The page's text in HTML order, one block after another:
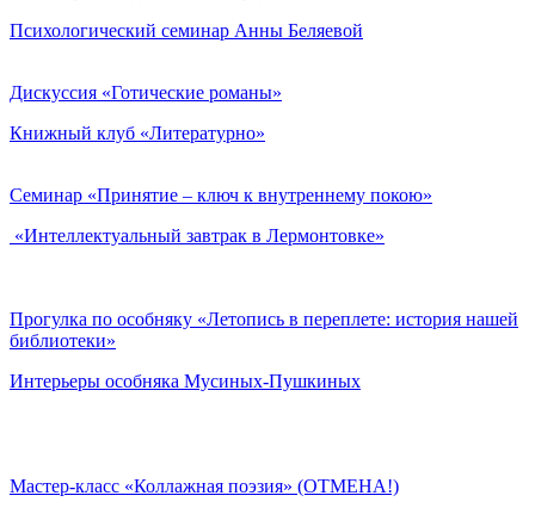
Психологический семинар Анны Беляевой
Дискуссия «Готические романы»
Книжный клуб «Литературно»
Семинар «Принятие – ключ к внутреннему покою»
«Интеллектуальный завтрак в Лермонтовке»
Прогулка по особняку «Летопись в переплете: история нашей
библиотеки»
Интерьеры особняка Мусиных-Пушкиных
Мастер-класс «Коллажная поэзия» (ОТМЕНА!)